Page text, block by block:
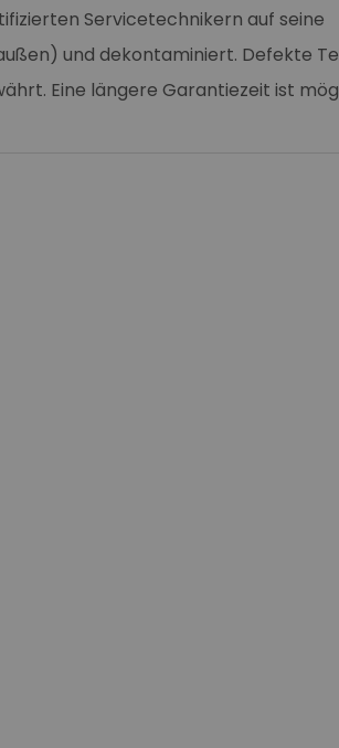
Servicetechnikern auf seine
und dekontaminiert. Defekte
Eine längere Garantiezeit ist